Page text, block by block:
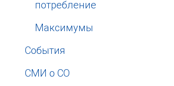
потребление
Максимумы
События
СМИ о СО